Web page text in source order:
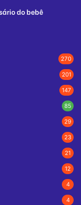
do bebê
270
201
147
85
29
23
21
12
4
4